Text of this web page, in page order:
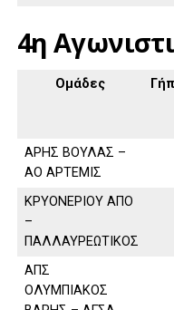
4η
Ομάδες
ΑΡΗΣ ΒΟΥΛΑΣ –
ΑΟ ΑΡΤΕΜΙΣ
ΚΡΥΟΝΕΡΙΟΥ ΑΠΟ
–
ΠΑΛΛΑΥΡΕΩΤΙΚΟΣ
ΑΠΣ
ΟΛΥΜΠΙΑΚΟΣ